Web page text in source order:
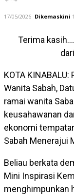
17/05/2026 Dikemaskini
Terima
KOTA
Wanita Sabah,
ramai wanita
keusahawanan
ekonomi
Sabah Menerajui
Beliau berkata
Mini Inspirasi
menghimpunkan